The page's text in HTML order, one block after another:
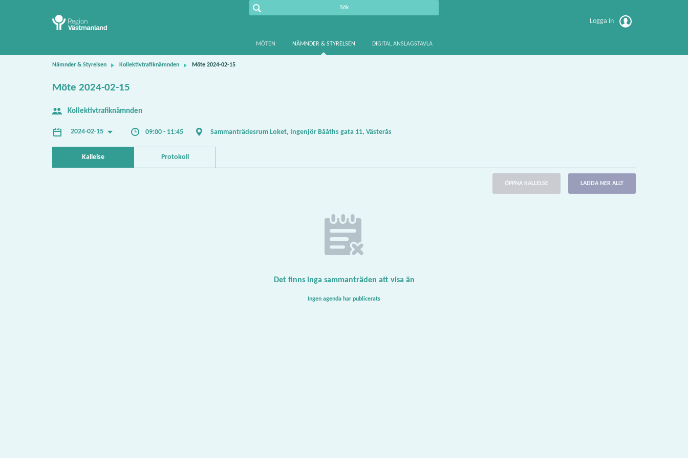
Logga in
MÖTEN NÄMNDER & STYRELSEN DIGITAL ANSLAGSTAVLA
Nämnder & Styrelsen Kollektivtrafiknämnden Möte 2024-02-15
Möte 2024-02-15
Kollektivtrafiknämnden
2024-02-15 09:00 - 11:45 Sammanträdesrum Loket, Ingenjör Bååths gata 11, Västerås
Kallelse Protokoll
ÖPPNA KALLELSE LADDA NER ALLT
Det finns inga sammanträden att visa än
Ingen agenda har publicerats